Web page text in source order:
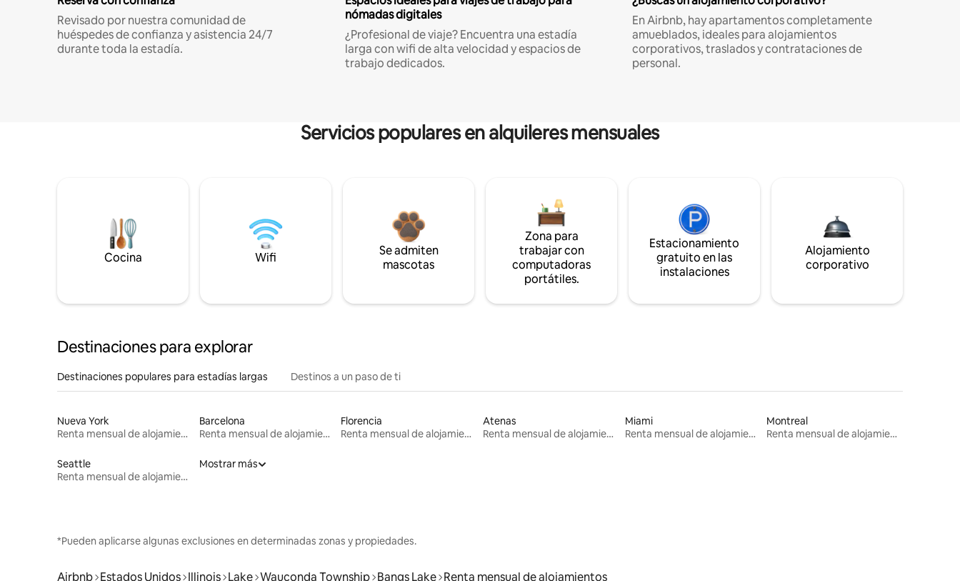
Revisado por nuestra comunidad de
huéspedes de confianza y asistencia 24/7
durante toda la estadía.
nómadas digitales
¿Profesional de viaje? Encuentra una estadía
larga con wifi de alta velocidad y espacios de
trabajo dedicados.
En Airbnb, hay apartamentos completamente
amueblados, ideales para alojamientos
corporativos, traslados y contrataciones de
personal.
Servicios populares en alquileres mensuales
Cocina Wifi
Se admiten
mascotas
Zona para
trabajar con
computadoras
portátiles.
Estacionamiento
gratuito en las
instalaciones
Alojamiento
corporativo
Destinaciones para explorar
Destinaciones populares para estadías largas Destinos a un paso de ti
Nueva York
Renta mensual de alojamientos
Barcelona
Renta mensual de alojamientos
Florencia
Renta mensual de alojamientos
Atenas
Renta mensual de alojamientos
Miami
Renta mensual de alojamientos
Montreal
Renta mensual de alojamientos
Seattle
Renta mensual de alojamientos
Mostrar más
*Pueden aplicarse algunas exclusiones en determinadas zonas y propiedades.
Airbnb Estados Unidos Illinois Lake Wauconda Township Bangs Lake Renta mensual de alojamientos